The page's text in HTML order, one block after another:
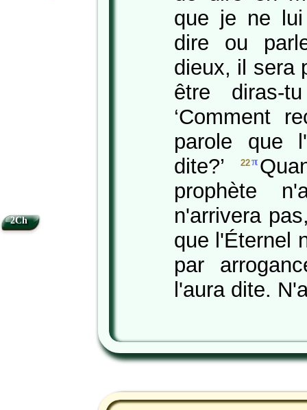
que je ne
dire ou
dieux, il sera
être diras-
‘Comment
parole que
dite?’
22π
prophète
n'arrivera
que l'Éternel
par
l'aura dite.
2Ch